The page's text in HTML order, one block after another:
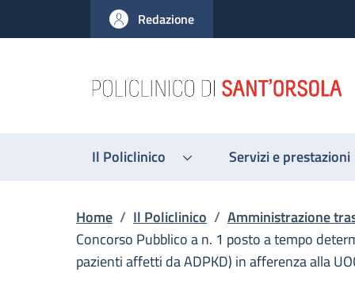
al contenuto principale
to footer content
Redazione
Il Policlinico Servizi e prestazioni
Briciole di pane
Home / Il Policlinico / Amministrazione
Concorso Pubblico a n. 1 posto a tempo
pazienti affetti da ADPKD) in afferenza alla